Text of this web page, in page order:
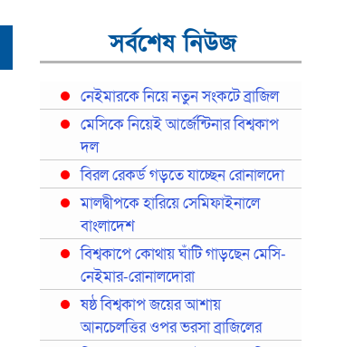
সর্বশেষ নিউজ
নেইমারকে নিয়ে নতুন সংকটে ব্রাজিল
মেসিকে নিয়েই আর্জেন্টিনার বিশ্বকাপ
দল
বিরল রেকর্ড গড়তে যাচ্ছেন রোনালদো
মালদ্বীপকে হারিয়ে সেমিফাইনালে
বাংলাদেশ
বিশ্বকাপে কোথায় ঘাঁটি গাড়ছেন মেসি-
নেইমার-রোনালদোরা
ষষ্ঠ বিশ্বকাপ জয়ের আশায়
আনচেলত্তির ওপর ভরসা ব্রাজিলের